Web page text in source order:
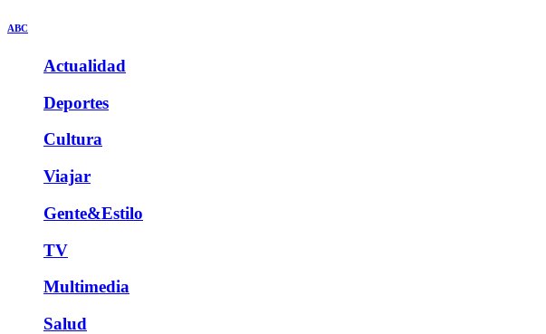
ABC
Actualidad
Deportes
Cultura
Viajar
Gente&Estilo
TV
Multimedia
Salud